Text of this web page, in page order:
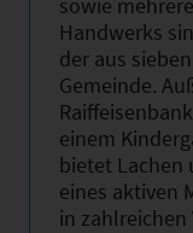
Handwerks
der aus
Gemeinde.
einem
bietet Lachen
eines aktiven
in zahlreichen